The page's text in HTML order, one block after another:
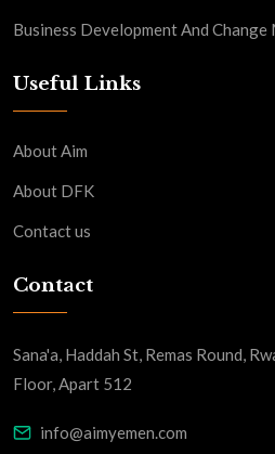
Business Development And Change
Useful Links
About Aim
About DFK
Contact us
Contact
Sana'a, Haddah St, Remas Round,
Floor, Apart 512
info@aimyemen.com